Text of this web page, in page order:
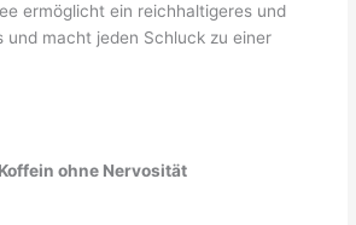
ermöglicht ein reichhaltigeres und
und macht jeden Schluck zu einer
ohne Nervosität